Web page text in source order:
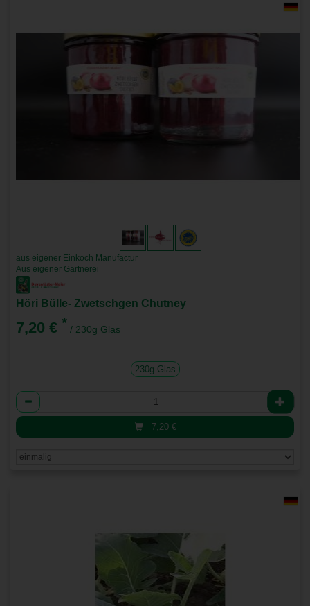
aus eigener Einkoch Manufactur
Aus eigener Gärtnerei
Höri Bülle- Zwetschgen Chutney
7,20 € * / 230g Glas
230g Glas
Anzahl
7,20 €